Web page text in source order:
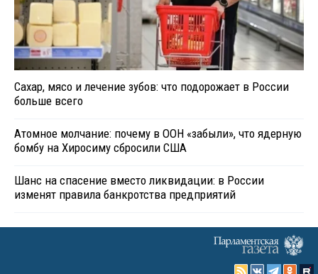
Сахар, мясо и лечение зубов: что подорожает в России
больше всего
Атомное молчание: почему в ООН «забыли», что ядерную
бомбу на Хиросиму сбросили США
Шанс на спасение вместо ликвидации: в России
изменят правила банкротства предприятий